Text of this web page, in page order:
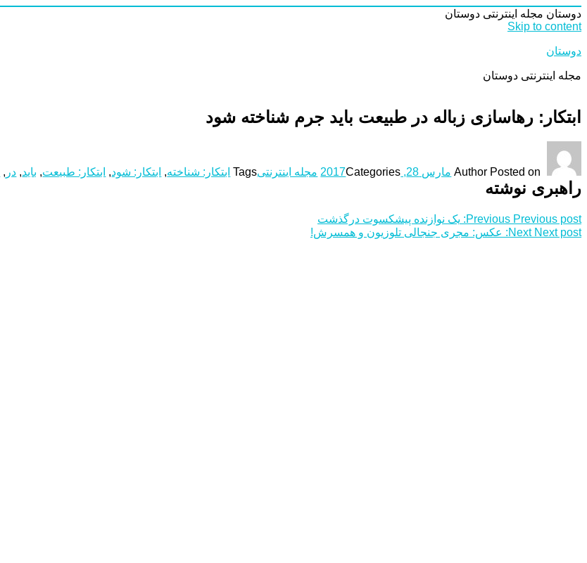
دوستان مجله اینترنتی دوستان
Skip to content
دوستان
مجله اینترنتی دوستان
ابتکار: رهاسازی زباله در طبیعت باید جرم شناخته شود
Author Posted on مارس 28, 2017 Categories مجله اینترنتیTags ابتکار: شناخته, ابتکار: شود, ابتکار: طبیعت, باید, در ,
راهبری نوشته
Previous Previous post:
یک نوازنده پیشکسوت درگذشت
Next Next post:
عکس: مجری جنجالی تلوزیون و همسرش!